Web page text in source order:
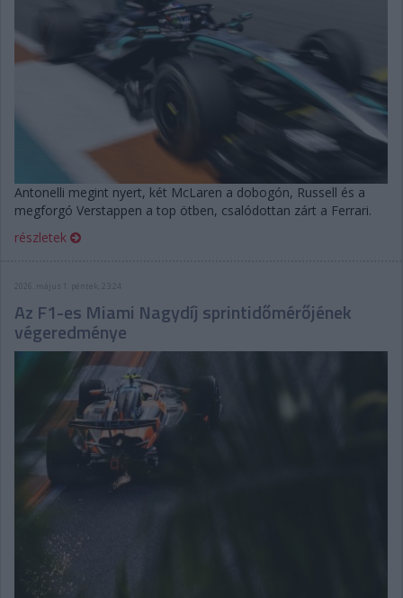
Antonelli megint nyert, két McLaren a dobogón, Russell és a
megforgó Verstappen a top ötben, csalódottan zárt a Ferrari.
részletek
2026. május 1. péntek, 23:24
Az F1-es Miami Nagydíj sprintidőmérőjének
végeredménye